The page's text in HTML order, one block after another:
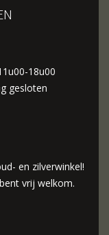
18u00
gesloten
en zilverwinkel!
vrij welkom.